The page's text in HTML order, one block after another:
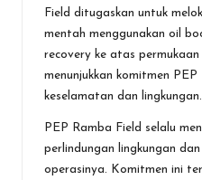
Field ditugaskan untuk
mentah menggunakan oil
recovery ke atas
menunjukkan komitmen
keselamatan dan lingkungan.
PEP Ramba Field selalu
perlindungan lingkungan
operasinya. Komitmen ini